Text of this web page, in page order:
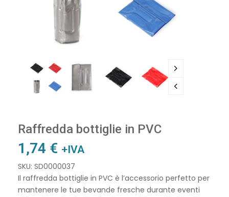
Raffredda bottiglie in PVC
1,74 € +IVA
SKU: SD0000037
Il raffredda bottiglie in PVC è l’accessorio perfetto per
mantenere le tue bevande fresche durante eventi